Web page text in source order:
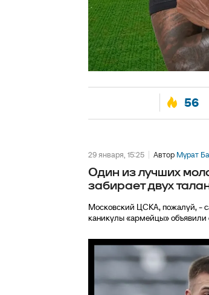
56
29 января, 15:25 Автор Мурат
Один из лучших
забирает двух
Московский ЦСКА, пожалуй, -
каникулы «армейцы» объявили